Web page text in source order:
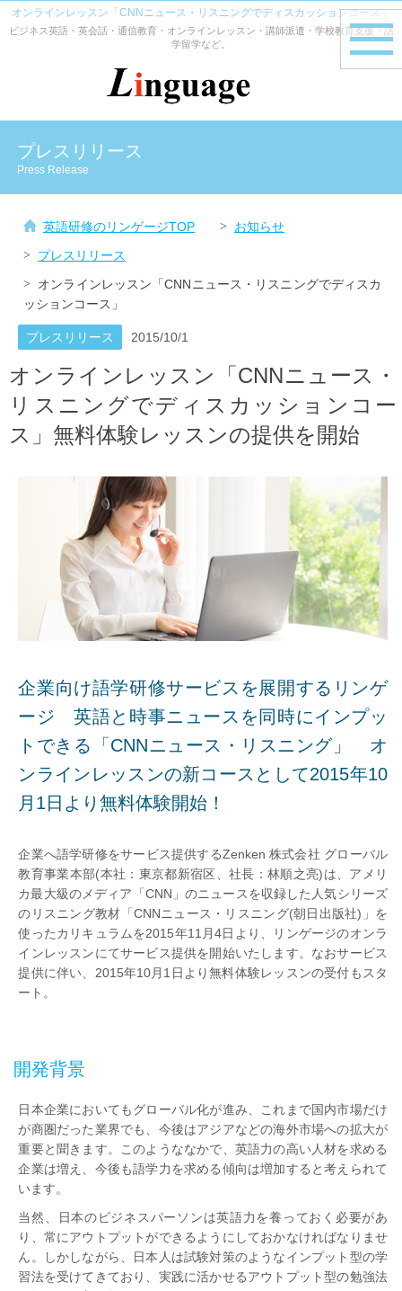
toggle
オンラインレッスン「CNNニュース・リスニングでディスカッションコース」
ビジネス英語・英会話・通信教育・オンラインレッスン・講師派遣・学校教育支援・語
学留学など。
プレスリリース
Press Release
英語研修のリンゲージTOP
お知らせ
プレスリリース
オンラインレッスン「CNNニュース・リスニングでディスカ
ッションコース」
プレスリリース 2015/10/1
オンラインレッスン「CNNニュース・
リスニングでディスカッションコー
ス」無料体験レッスンの提供を開始
企業向け語学研修サービスを展開するリンゲ
ージ 英語と時事ニュースを同時にインプッ
トできる「CNNニュース・リスニング」 オ
ンラインレッスンの新コースとして2015年10
月1日より無料体験開始！
企業へ語学研修をサービス提供するZenken 株式会社 グローバル
教育事業本部(本社：東京都新宿区、社長：林順之亮)は、アメリ
カ最大級のメディア「CNN」のニュースを収録した人気シリーズ
のリスニング教材「CNNニュース・リスニング(朝日出版社)」を
使ったカリキュラムを2015年11月4日より、リンゲージのオンラ
インレッスンにてサービス提供を開始いたします。なおサービス
提供に伴い、2015年10月1日より無料体験レッスンの受付もスタ
ート。
開発背景
日本企業においてもグローバル化が進み、これまで国内市場だけ
が商圏だった業界でも、今後はアジアなどの海外市場への拡大が
重要と聞きます。このようななかで、英語力の高い人材を求める
企業は増え、今後も語学力を求める傾向は増加すると考えられて
います。
当然、日本のビジネスパーソンは英語力を養っておく必要があ
り、常にアウトプットができるようにしておかなければなりませ
ん。しかしながら、日本人は試験対策のようなインプット型の学
習法を受けてきており、実践に活かせるアウトプット型の勉強法